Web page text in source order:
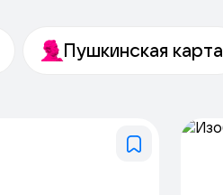
Пушкинская карта